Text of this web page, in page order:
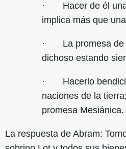
· Hacer de él una
implica más que
· La promesa de
dichoso estando
· Hacerlo
naciones de la
promesa Mesiánica.
La respuesta de Abram: